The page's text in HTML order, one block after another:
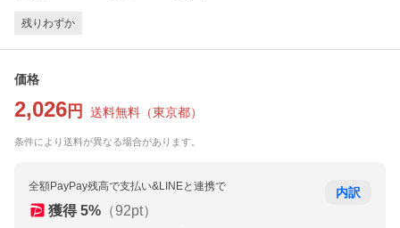
残りわずか
価格
2,026 円 送料無料 （東京都）
条件により送料が異なる場合があります。
全額PayPay残高で支払い&LINEと連携で
獲得 5% （92pt）
内訳